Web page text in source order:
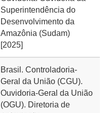
Superintendência do
Desenvolvimento da
Amazônia (Sudam)
[2025]
Brasil. Controladoria-
Geral da União (CGU).
Ouvidoria-Geral da União
(OGU). Diretoria de